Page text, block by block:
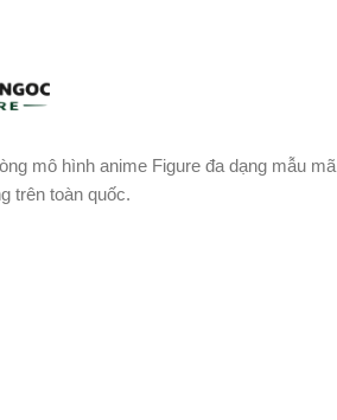
mô hình anime Figure đa dạng mẫu mã
trên toàn quốc.